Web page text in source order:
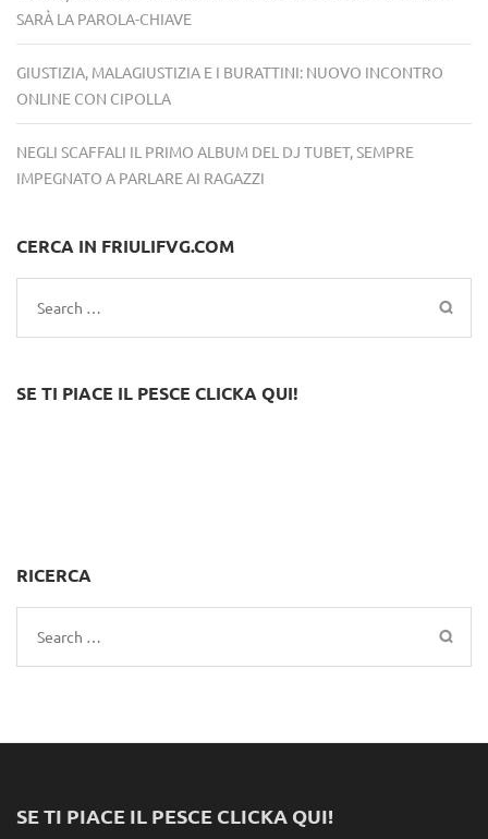
SARÀ LA PAROLA-CHIAVE
GIUSTIZIA, MALAGIUSTIZIA E I BURATTINI: NUOVO INCONTRO
ONLINE CON CIPOLLA
NEGLI SCAFFALI IL PRIMO ALBUM DEL DJ TUBET, SEMPRE
IMPEGNATO A PARLARE AI RAGAZZI
CERCA IN FRIULIFVG.COM
Search
for:
SE TI PIACE IL PESCE CLICKA QUI!
RICERCA
Search
for:
SE TI PIACE IL PESCE CLICKA QUI!